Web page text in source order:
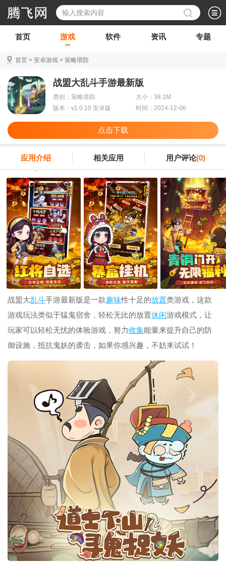
首页 游戏 软件 资讯 专题
首页 > 安卓游戏 > 策略塔防
战盟大乱斗手游最新版
类别：策略塔防
大小：38.1M
版本：v1.0.10 安卓版
时间：2024-12-06
点击下载
应用介绍 相关应用 用户评论(0)
战盟大乱斗手游最新版是一款趣味性十足的放置类游戏，这款
游戏玩法类似于猛鬼宿舍，轻松无比的放置休闲游戏模式，让
玩家可以轻松无忧的体验游戏，努力收集能量来提升自己的防
御设施，抵抗鬼妖的袭击，如果你感兴趣，不妨来试试！